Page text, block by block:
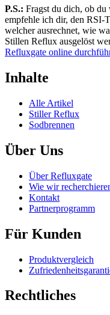
P.S.: Fragst du dich, ob
empfehle ich dir, den RSI-
welcher ausrechnet, wie
Stillen Reflux ausgelöst
Refluxgate online
Inhalte
Alle Artikel
Stiller Reflux
Sodbrennen
Über Uns
Über Refluxgate
Wie wir
Kontakt
Partnerprogramm
Für Kunden
Produktvergleich
Rechtliches